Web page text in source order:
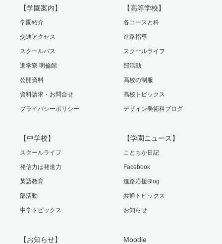
【学園案内】
学園紹介
交通アクセス
スクールバス
進学寮 明倫館
公開資料
資料請求・お問合せ
プライバシーポリシー
【高等学校】
各コースと科
進路指導
スクールライフ
部活動
高校の制服
高校トピックス
デザイン美術科ブログ
【中学校】
スクールライフ
発信力は発進力
英語教育
部活動
中学トピックス
【学園ニュース】
ことちか日記
Facebook
進路応援Blog
共通トピックス
お知らせ
【お知らせ】 Moodle